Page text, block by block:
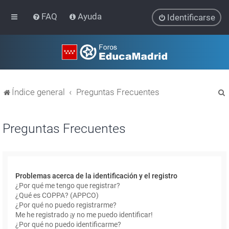
FAQ Ayuda Identificarse
Índice general Preguntas Frecuentes
Preguntas Frecuentes
Problemas acerca de la identificación y el registro
¿Por qué me tengo que registrar?
¿Qué es COPPA? (APPCO)
¿Por qué no puedo registrarme?
Me he registrado ¡y no me puedo identificar!
¿Por qué no puedo identificarme?